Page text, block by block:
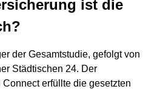
ist die
der Gesamtstudie, gefolgt von
Städtischen 24. Der
erfüllte die gesetzten